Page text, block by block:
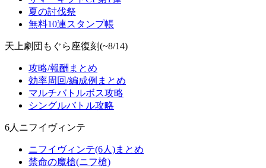
夏の討伐祭
無料10連スタンプ帳
天上劇団もぐら座復刻(~8/14)
攻略/報酬まとめ
効率周回/編成例まとめ
マルチバトルボス攻略
シングルバトル攻略
6人ニフイヴィンテ
ニフイヴィンテ(6人)まとめ
禁命の魔槍(ニフ槍)